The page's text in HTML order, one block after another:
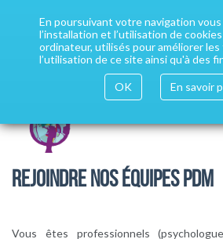
En poursuivant votre navigation
l’installation et l’utilisation de
ordinateur, utilisés pour améliorer
l’utilisation de ce site ainsi qu'à des
OK En savoir
contenu
principal
Votre site "Psychologues du
langues
Installer google
REJOINDRE NOS ÉQUIPES PDM
Vous êtes professionnels